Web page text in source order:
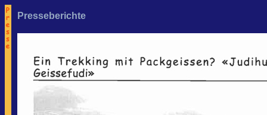
Presseberichte